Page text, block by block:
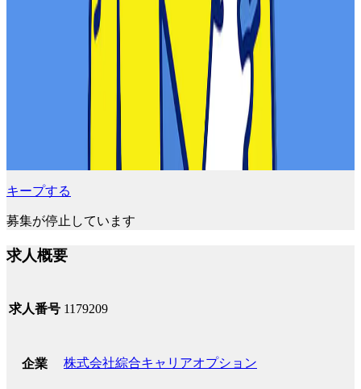
キープする
募集が停止しています
求人概要
求人番号 1179209
企業 株式会社綜合キャリアオプション